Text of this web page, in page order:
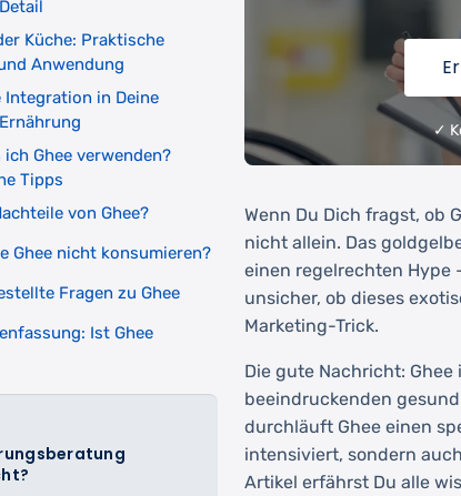
Küche: Praktische
Anwendung
Integration in Deine
ich Ghee verwenden?
Tipps
von Ghee?
Ghee nicht konsumieren?
Fragen zu Ghee
Ist Ghee
✓
Wenn Du Dich fragst, ob
nicht allein. Das
einen regelrechten Hype
unsicher, ob dieses
Marketing-Trick.
Die gute Nachricht:
beeindruckenden
durchläuft Ghee einen
intensiviert, sondern
Artikel erfährst Du alle